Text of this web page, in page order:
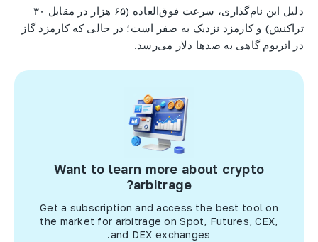
دلیل این نام‌گذاری، سرعت فوق‌العاده (۶۵ هزار در مقابل ۳۰
تراکنش) و کارمزد نزدیک به صفر است؛ در حالی که کارمزد گاز
در اتریوم گاهی به صدها دلار می‌رسد.
Want to learn more about crypto
arbitrage?
Get a subscription and access the best tool on
the market for arbitrage on Spot, Futures, CEX,
and DEX exchanges.